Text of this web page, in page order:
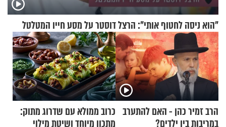
"הוא ניסה לחטוף אותי": הרצל דוסטר על מסע חייו המטלטל
הרב זמיר כהן - האם להתערב
במריבות בין ילדים?
כרוב ממולא עם שדרוג מתוק:
מתכון מיוחד ושיטת מילוי